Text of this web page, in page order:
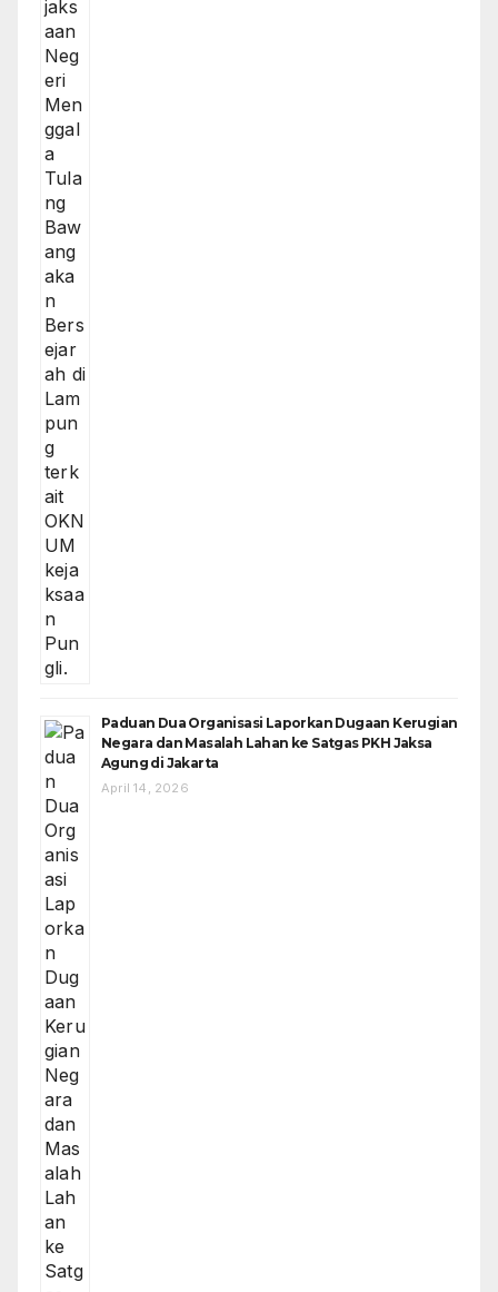
Paduan Dua Organisasi Laporkan Dugaan Kerugian
Negara dan Masalah Lahan ke Satgas PKH Jaksa
Agung di Jakarta
April 14, 2026